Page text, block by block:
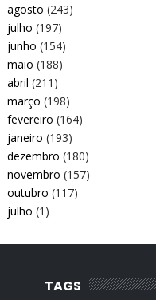
agosto (243)
julho (197)
junho (154)
maio (188)
abril (211)
março (198)
fevereiro (164)
janeiro (193)
dezembro (180)
novembro (157)
outubro (117)
julho (1)
TAGS